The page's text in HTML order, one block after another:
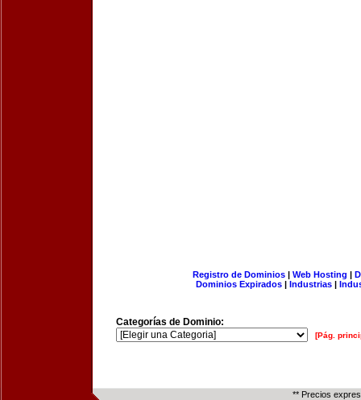
Registro de Dominios| Web Hosting |
Dominios Expirados | Industrias |
Categorías de Dominio:
[Pág.
** Precios